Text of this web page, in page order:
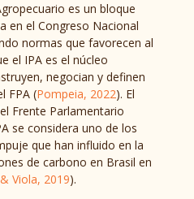
es un bloque
en el Congreso Nacional
normas que favorecen al
el IPA es el núcleo
negocian y definen
FPA (Pompeia, 2022). El
Frente Parlamentario
se considera uno de los
que han influido en la
de carbono en Brasil en
Viola, 2019).